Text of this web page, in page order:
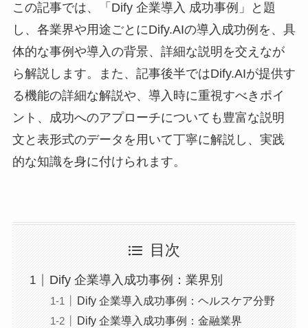
この記事では、「Dify 企業導入 成功事例」と題
し、各業界や用途ごとにDify.AIの導入成功例を、具
体的な事例や導入の背景、詳細な説明を交えなが
ら解説します。また、記事後半ではDify.AIが提供す
る機能の詳細な解説や、導入時に重視すべきポイ
ント、成功へのアプローチについても豊富な説明
文と表形式のデータを用いて丁寧に解説し、実践
的な知識を身に付けられます。
目次
Dify 企業導入成功事例：業界別
Dify 企業導入成功事例：ヘルスケア分野
Dify 企業導入成功事例：金融業界